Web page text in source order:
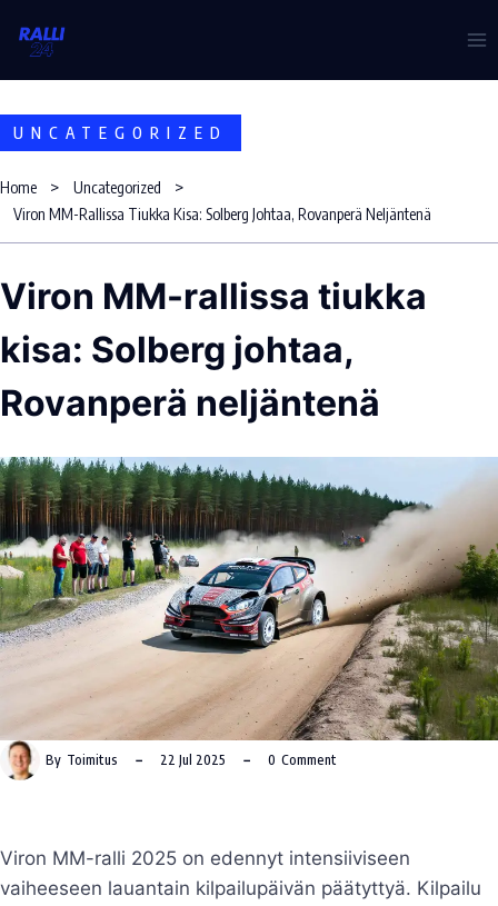
UNCATEGORIZED
Home
Uncategorized
Viron MM-Rallissa Tiukka Kisa: Solberg Johtaa, Rovanperä Neljäntenä
Viron MM-rallissa tiukka
kisa: Solberg johtaa,
Rovanperä neljäntenä
By Toimitus 22 Jul 2025 0 Comment
Viron MM-ralli 2025 on edennyt intensiiviseen
vaiheeseen lauantain kilpailupäivän päätyttyä. Kilpailu